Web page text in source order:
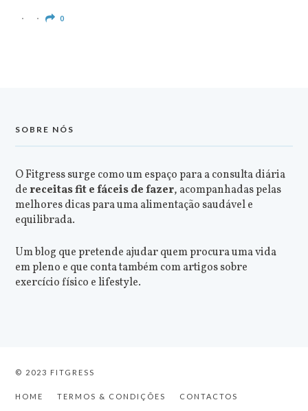
0
SOBRE NÓS
O Fitgress surge como um espaço para a consulta diária
dereceitas fit e fáceis de fazer, acompanhadas pelas
melhores dicas para uma alimentação saudável e
equilibrada.
Um blog que pretende ajudar quem procura uma vida
em pleno e que conta também com artigos sobre
exercício físico e lifestyle.
© 2023 FITGRESS
HOME TERMOS & CONDIÇÕES CONTACTOS